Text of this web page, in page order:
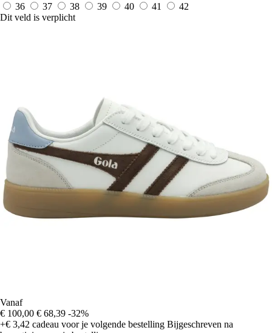
36
37 38 39 40 41
42
Dit veld is verplicht
Vanaf
€ 100,00 € 68,39 -32%
+€ 3,42 cadeau voor je volgende bestelling Bijgeschreven na